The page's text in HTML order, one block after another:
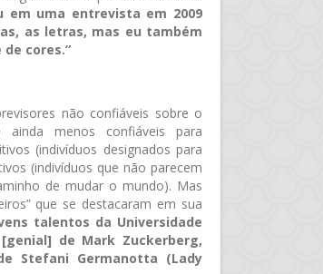
em uma entrevista em 2009
as letras, mas eu também
cores.”
não confiáveis sobre o
menos confiáveis para
(indivíduos designados para
(indivíduos que não parecem
de mudar o mundo). Mas
que se destacaram em sua
talentos da Universidade
de Mark Zuckerberg,
Stefani Germanotta (Lady